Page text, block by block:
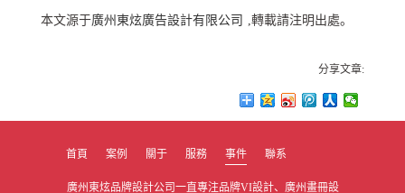
本文源于廣州東炫廣告設計有限公司 ,轉載請注明出處。
分享文章:
首頁 案例 關于 服務 事件 聯系
廣州東炫品牌設計公司一直專注品牌VI設計、廣州畫冊設